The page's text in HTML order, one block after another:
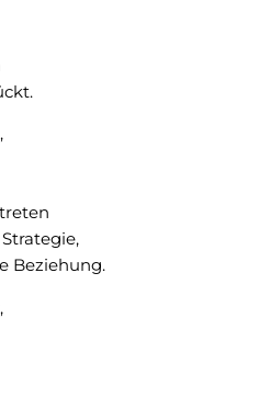
Beziehung.